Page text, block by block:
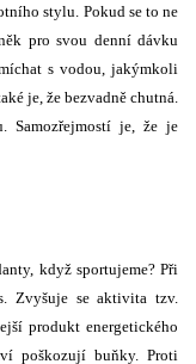
stylu. Pokud se to ne
pro svou denní dávku
s vodou, jakýmkoli
je, že bezvadně chutná.
Samozřejmostí je, že je
když sportujeme? Při
Zvyšuje se aktivita tzv.
produkt energetického
poškozují buňky. Proti